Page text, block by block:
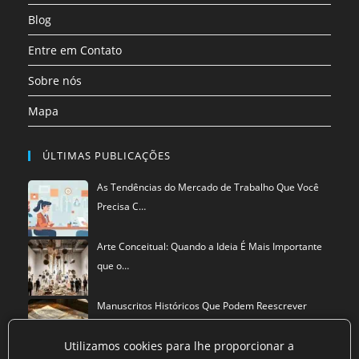
aba
Blog
Entre em Contato
Sobre nós
Mapa
ÚLTIMAS PUBLICAÇÕES
As Tendências do Mercado de Trabalho Que Você
Precisa C…
Arte Conceitual: Quando a Ideia É Mais Importante
que o…
Manuscritos Históricos Que Podem Reescrever
Utilizamos cookies para lhe proporcionar a